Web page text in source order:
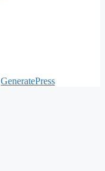
GeneratePress